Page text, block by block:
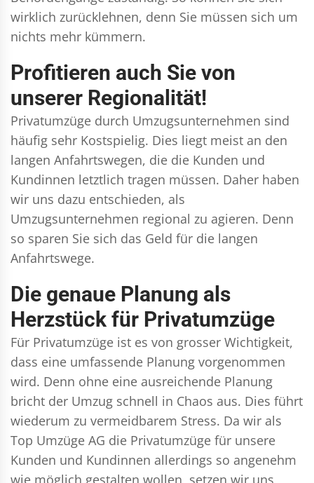
wirklich zurücklehnen, denn Sie müssen sich um
nichts mehr kümmern.
Profitieren auch Sie von
unserer Regionalität!
Privatumzüge durch Umzugsunternehmen sind
häufig sehr Kostspielig. Dies liegt meist an den
langen Anfahrtswegen, die die Kunden und
Kundinnen letztlich tragen müssen. Daher haben
wir uns dazu entschieden, als
Umzugsunternehmen regional zu agieren. Denn
so sparen Sie sich das Geld für die langen
Anfahrtswege.
Die genaue Planung als
Herzstück für Privatumzüge
Für Privatumzüge ist es von grosser Wichtigkeit,
dass eine umfassende Planung vorgenommen
wird. Denn ohne eine ausreichende Planung
bricht der Umzug schnell in Chaos aus. Dies führt
wiederum zu vermeidbarem Stress. Da wir als
Top Umzüge AG die Privatumzüge für unsere
Kunden und Kundinnen allerdings so angenehm
wie möglich gestalten wollen, setzen wir uns